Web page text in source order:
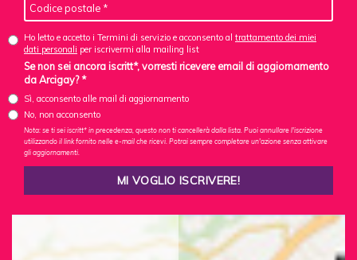
Ho letto e accetto i Termini di servizio e acconsento al trattamento dei miei
dati personali per iscrivermi alla mailing list
Se non sei ancora iscritt*, vorresti ricevere email di aggiornamento
da Arcigay? *
Sì, acconsento alle mail di aggiornamento
No, non acconsento
Nota: se ti sei iscritt* in precedenza, questo non ti cancellerà dalla lista. Puoi annullare l'iscrizione
utilizzando il link fornito nelle e-mail che ricevi. Potrai sempre completare un'azione senza attivare
gli aggiornamenti.